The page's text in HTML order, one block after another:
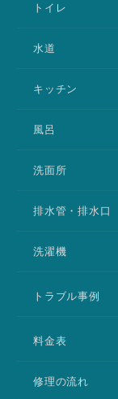
トイレ
水道
キッチン
風呂
洗面所
排水管・排水口
洗濯機
トラブル事例
料金表
修理の流れ